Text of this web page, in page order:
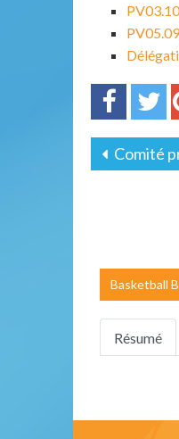
PV03.10
PV05.09
Comité
Basketball
Résumé